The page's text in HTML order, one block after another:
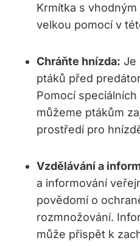
Krmítka s
velkou pomocí v
Chráňte hnízda: Je
ptáků před
Pomocí
můžeme ptákům
prostředí pro
Vzdělávání a
a informování
povědomí o
rozmnožování.
může přispět k